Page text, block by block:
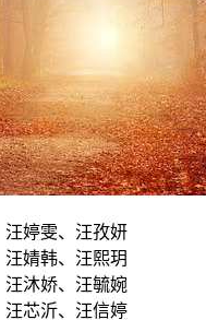
汪婷雯、汪孜妍
婧韩、汪熙玥
汪沐娇、汪毓婉
汪芯沂、汪信婷